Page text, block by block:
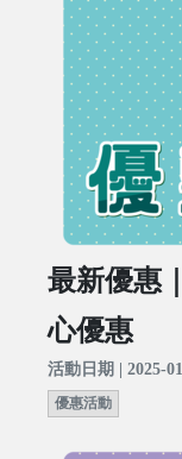
最新優惠
心優惠
活動日期 | 2025-
優惠活動